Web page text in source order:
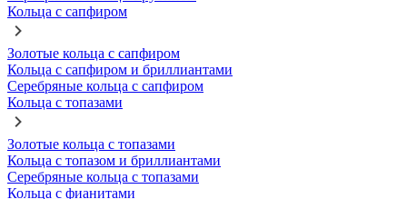
Кольца с сапфиром
Золотые кольца с сапфиром
Кольца с сапфиром и бриллиантами
Серебряные кольца с сапфиром
Кольца с топазами
Золотые кольца с топазами
Кольца с топазом и бриллиантами
Серебряные кольца с топазами
Кольца с фианитами